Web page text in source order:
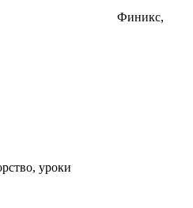
Финикс,
уроки